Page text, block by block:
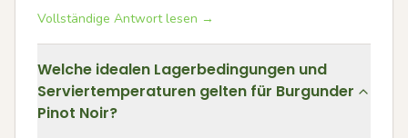
Vollständige Antwort lesen →
Welche idealen Lagerbedingungen und
Serviertemperaturen gelten für Burgunder
Pinot Noir?